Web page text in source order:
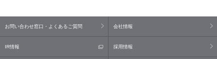
お問い合わせ窓口・よくあるご質問 会社情報
IR情報 採用情報